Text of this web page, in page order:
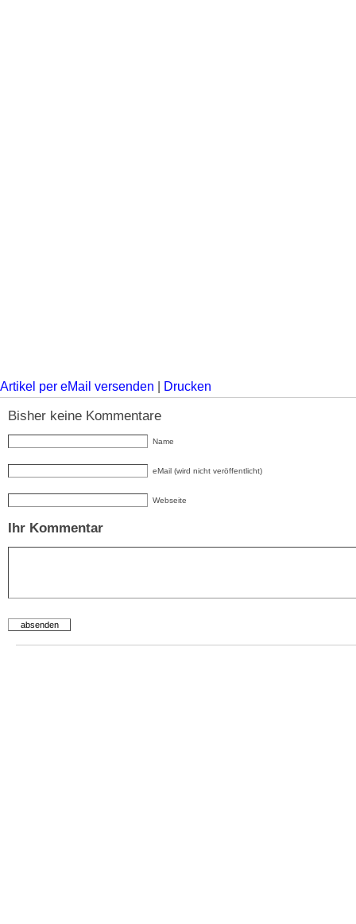
Artikel per eMail versenden Drucken
Bisher keine Kommentare
Name
eMail (wird nicht veröffentlicht)
Webseite
Ihr Kommentar